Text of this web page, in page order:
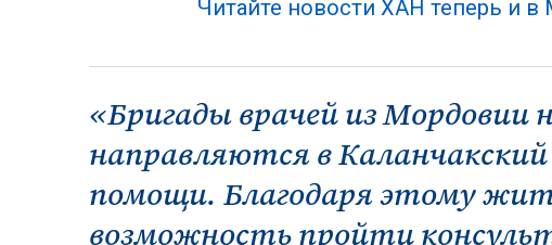
Читайте новости ХАН теперь и в
«Бригады врачей из Мордовии
направляются в
помощи. Благодаря этому
возможность пройти